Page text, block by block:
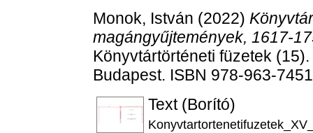
Monok, István (2022)
magángyűjtemények, 1617-
Könyvtártörténeti füzetek
Budapest. ISBN 978-963-
Text (Borító)